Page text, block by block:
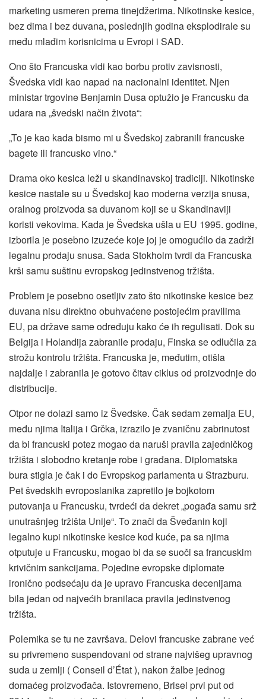
marketing usmeren prema tinejdžerima. Nikotinske kesice,
bez dima i bez duvana, poslednjih godina eksplodirale su
među mlađim korisnicima u Evropi i SAD.
Ono što Francuska vidi kao borbu protiv zavisnosti,
Švedska vidi kao napad na nacionalni identitet. Njen
ministar trgovine Benjamin Dusa optužio je Francusku da
udara na „švedski način života“:
„To je kao kada bismo mi u Švedskoj zabranili francuske
bagete ili francusko vino.“
Drama oko kesica leži u skandinavskoj tradiciji. Nikotinske
kesice nastale su u Švedskoj kao moderna verzija snusa,
oralnog proizvoda sa duvanom koji se u Skandinaviji
koristi vekovima. Kada je Švedska ušla u EU 1995. godine,
izborila je posebno izuzeće koje joj je omogućilo da zadrži
legalnu prodaju snusa. Sada Stokholm tvrdi da Francuska
krši samu suštinu evropskog jedinstvenog tržišta.
Problem je posebno osetljiv zato što nikotinske kesice bez
duvana nisu direktno obuhvaćene postojećim pravilima
EU, pa države same određuju kako će ih regulisati. Dok su
Belgija i Holandija zabranile prodaju, Finska se odlučila za
strožu kontrolu tržišta. Francuska je, međutim, otišla
najdalje i zabranila je gotovo čitav ciklus od proizvodnje do
distribucije.
Otpor ne dolazi samo iz Švedske. Čak sedam zemalja EU,
među njima Italija i Grčka, izrazilo je zvaničnu zabrinutost
da bi francuski potez mogao da naruši pravila zajedničkog
tržišta i slobodno kretanje robe i građana. Diplomatska
bura stigla je čak i do Evropskog parlamenta u Strazburu.
Pet švedskih evroposlanika zapretilo je bojkotom
putovanja u Francusku, tvrdeći da dekret „pogađa samu srž
unutrašnjeg tržišta Unije“. To znači da Šveđanin koji
legalno kupi nikotinske kesice kod kuće, pa sa njima
otputuje u Francusku, mogao bi da se suoči sa francuskim
krivičnim sankcijama. Pojedine evropske diplomate
ironično podsećaju da je upravo Francuska decenijama
bila jedan od najvećih branilaca pravila jedinstvenog
tržišta.
Polemika se tu ne završava. Delovi francuske zabrane već
su privremeno suspendovani od strane najvišeg upravnog
suda u zemlji ( Conseil d’État ), nakon žalbe jednog
domaćeg proizvođača. Istovremeno, Brisel prvi put od